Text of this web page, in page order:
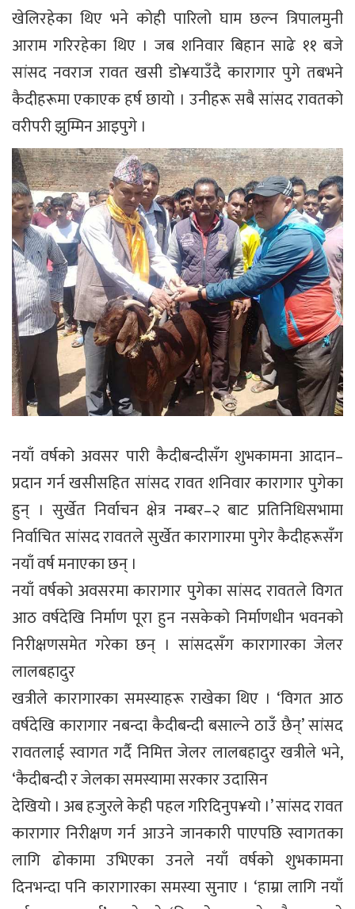
खेलिरहेका थिए भने कोही पारिलो घाम छल्न त्रिपालमुनी
आराम गरिरहेका थिए । जब शनिवार बिहान साढे ११ बजे
सांसद नवराज रावत खसी डो¥याउँदै कारागार पुगे तबभने
कैदीहरूमा एकाएक हर्ष छायो । उनीहरू सबै सांसद रावतको
वरीपरी झुम्मिन आइपुगे ।
नयाँ वर्षको अवसर पारी कैदीबन्दीसँग शुभकामना आदान–
प्रदान गर्न खसीसहित सांसद रावत शनिवार कारागार पुगेका
हुन् । सुर्खेत निर्वाचन क्षेत्र नम्बर–२ बाट प्रतिनिधिसभामा
निर्वाचित सांसद रावतले सुर्खेत कारागारमा पुगेर कैदीहरूसँग
नयाँ वर्ष मनाएका छन् ।
नयाँ वर्षको अवसरमा कारागार पुगेका सांसद रावतले विगत
आठ वर्षदेखि निर्माण पूरा हुन नसकेको निर्माणधीन भवनको
निरीक्षणसमेत गरेका छन् । सांसदसँग कारागारका जेलर
लालबहादुर
खत्रीले कारागारका समस्याहरू राखेका थिए । ‘विगत आठ
वर्षदेखि कारागार नबन्दा कैदीबन्दी बसाल्ने ठाउँ छैन्’ सांसद
रावतलाई स्वागत गर्दै निमित्त जेलर लालबहादुर खत्रीले भने,
‘कैदीबन्दी र जेलका समस्यामा सरकार उदासिन
देखियो । अब हजुरले केही पहल गरिदिनुप¥यो ।’ सांसद रावत
कारागार निरीक्षण गर्न आउने जानकारी पाएपछि स्वागतका
लागि ढोकामा उभिएका उनले नयाँ वर्षको शुभकामना
दिनभन्दा पनि कारागारका समस्या सुनाए । ‘हाम्रा लागि नयाँ